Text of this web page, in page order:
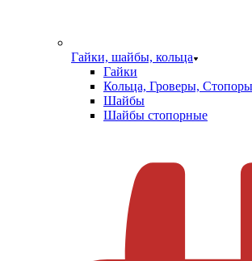
Гайки, шайбы, кольца
Гайки
Кольца, Гроверы, Стопоры
Шайбы
Шайбы стопорные